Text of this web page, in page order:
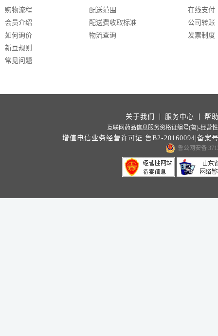
购物流程
会员介绍
如何询价
新豆规则
常见问题
配送范围
配送费收取标准
物流查询
在线支付
公司转账
发票制度
关于我们 服务中心 帮
互联网药品信息服务资格证编号(鲁)-经营性
增值电信业务经营许可证 鲁B2-20160094|备案
鲁公网安备